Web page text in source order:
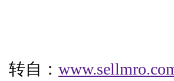
转自：